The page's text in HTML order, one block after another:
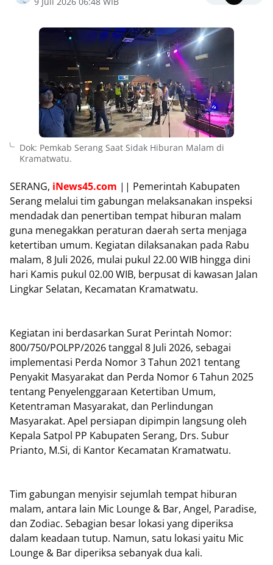
Dok: Pemkab Serang Saat Sidak Hiburan Malam di
Kramatwatu.
SERANG, iNews45.com || Pemerintah Kabupaten
Serang melalui tim gabungan melaksanakan inspeksi
mendadak dan penertiban tempat hiburan malam
guna menegakkan peraturan daerah serta menjaga
ketertiban umum. Kegiatan dilaksanakan pada Rabu
malam, 8 Juli 2026, mulai pukul 22.00 WIB hingga dini
hari Kamis pukul 02.00 WIB, berpusat di kawasan Jalan
Lingkar Selatan, Kecamatan Kramatwatu.
Kegiatan ini berdasarkan Surat Perintah Nomor:
800/750/POLPP/2026 tanggal 8 Juli 2026, sebagai
implementasi Perda Nomor 3 Tahun 2021 tentang
Penyakit Masyarakat dan Perda Nomor 6 Tahun 2025
tentang Penyelenggaraan Ketertiban Umum,
Ketentraman Masyarakat, dan Perlindungan
Masyarakat. Apel persiapan dipimpin langsung oleh
Kepala Satpol PP Kabupaten Serang, Drs. Subur
Prianto, M.Si, di Kantor Kecamatan Kramatwatu.
Tim gabungan menyisir sejumlah tempat hiburan
malam, antara lain Mic Lounge & Bar, Angel, Paradise,
dan Zodiac. Sebagian besar lokasi yang diperiksa
dalam keadaan tutup. Namun, satu lokasi yaitu Mic
Lounge & Bar diperiksa sebanyak dua kali.